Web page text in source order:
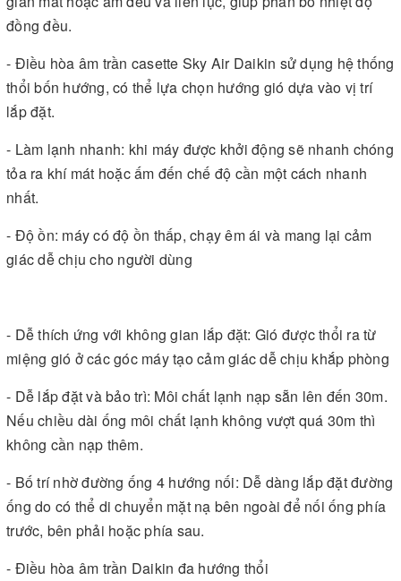
đồng đều.
- Điều hòa âm trần casette Sky Air Daikin sử dụng hệ thống
thổi bốn hướng, có thể lựa chọn hướng gió dựa vào vị trí
lắp đặt.
- Làm lạnh nhanh: khi máy được khởi động sẽ nhanh chóng
tỏa ra khí mát hoặc ấm đến chế độ cần một cách nhanh
nhất.
- Độ ồn: máy có độ ồn thấp, chạy êm ái và mang lại cảm
giác dễ chịu cho người dùng
- Dễ thích ứng với không gian lắp đặt: Gió được thổi ra từ
miệng gió ở các góc máy tạo cảm giác dễ chịu khắp phòng
- Dễ lắp đặt và bảo trì: Môi chất lạnh nạp sẵn lên đến 30m.
Nếu chiều dài ống môi chất lạnh không vượt quá 30m thì
không cần nạp thêm.
- Bố trí nhờ đường ống 4 hướng nối: Dễ dàng lắp đặt đường
ống do có thể di chuyển mặt nạ bên ngoài để nối ống phía
trước, bên phải hoặc phía sau.
- Điều hòa âm trần Daikin đa hướng thổi